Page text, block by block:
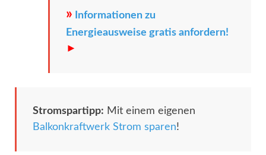
»
Informationen zu
Energieausweise gratis anfordern!
►
Stromspartipp: Mit einem eigenen
Balkonkraftwerk Strom sparen!